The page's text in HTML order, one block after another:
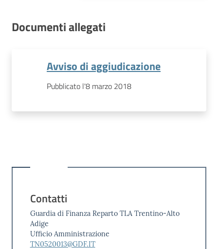
Documenti allegati
Avviso di aggiudicazione
Pubblicato l'8 marzo 2018
Contatti
Guardia di Finanza Reparto TLA Trentino-Alto
Adige
Ufficio Amministrazione
TN0520013@GDF.IT